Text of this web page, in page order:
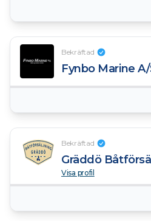
Bekräftad
Fynbo Marine A/
Bekräftad
Gräddö
Visa profil